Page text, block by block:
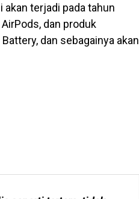
akan terjadi pada tahun
dan produk
dan sebagainya akan